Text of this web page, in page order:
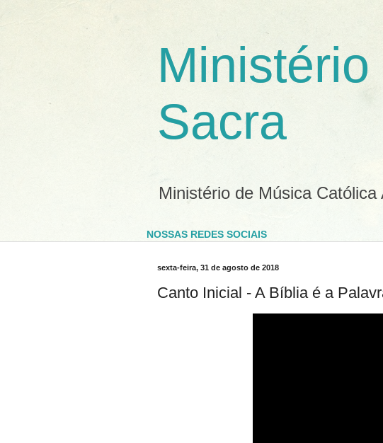
Sacra
Ministério de Música
NOSSAS REDES SOCIAIS
sexta-feira, 31 de agosto de 2018
Canto Inicial - A Bíblia é a